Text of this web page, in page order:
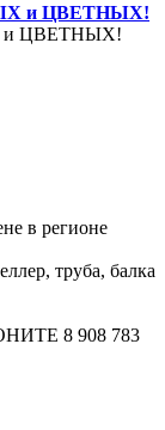
и ЦВЕТНЫХ!
ЦВЕТНЫХ!
в регионе
труба, балка
8 908 783